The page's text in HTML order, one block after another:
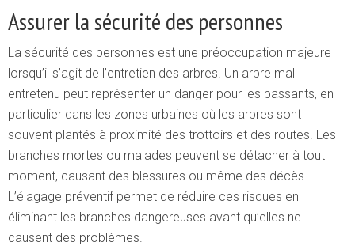
Assurer la sécurité des personnes
La sécurité des personnes est une préoccupation majeure
lorsqu’il s’agit de l’entretien des arbres. Un arbre mal
entretenu peut représenter un danger pour les passants, en
particulier dans les zones urbaines où les arbres sont
souvent plantés à proximité des trottoirs et des routes. Les
branches mortes ou malades peuvent se détacher à tout
moment, causant des blessures ou même des décès.
L’élagage préventif permet de réduire ces risques en
éliminant les branches dangereuses avant qu’elles ne
causent des problèmes.